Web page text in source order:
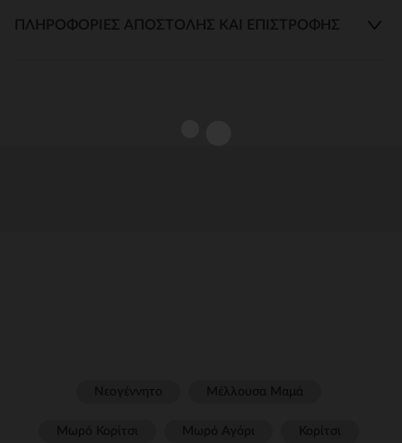
ΠΛΗΡΟΦΟΡΊΕΣ ΑΠΟΣΤΟΛΉΣ ΚΑΙ ΕΠΙΣΤΡΟΦΉΣ